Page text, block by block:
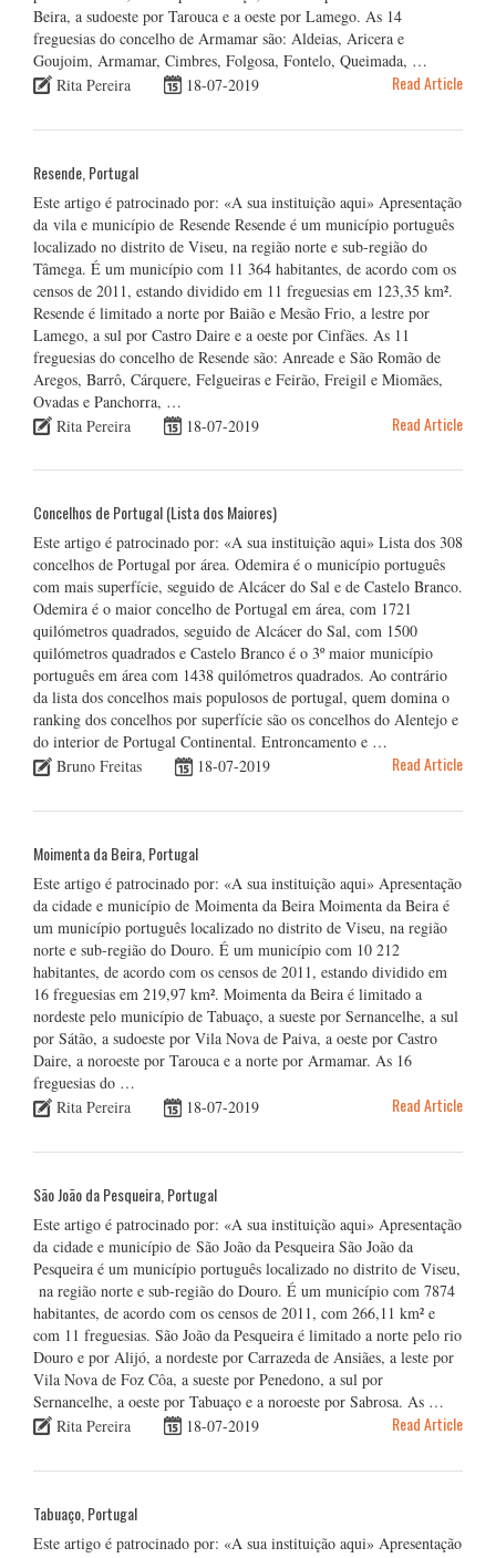
Beira, a sudoeste por Tarouca e a oeste por Lamego. As 14
freguesias do concelho de Armamar são: Aldeias, Aricera e
Goujoim, Armamar, Cimbres, Folgosa, Fontelo, Queimada, …
Rita Pereira
18-07-2019 Read Article
Resende, Portugal
Este artigo é patrocinado por: «A sua instituição aqui» Apresentação
da vila e município de Resende Resende é um município português
localizado no distrito de Viseu, na região norte e sub-região do
Tâmega. É um município com 11 364 habitantes, de acordo com os
censos de 2011, estando dividido em 11 freguesias em 123,35 km².
Resende é limitado a norte por Baião e Mesão Frio, a lestre por
Lamego, a sul por Castro Daire e a oeste por Cinfães. As 11
freguesias do concelho de Resende são: Anreade e São Romão de
Aregos, Barrô, Cárquere, Felgueiras e Feirão, Freigil e Miomães,
Ovadas e Panchorra, …
Rita Pereira
18-07-2019 Read Article
Concelhos de Portugal (Lista dos Maiores)
Este artigo é patrocinado por: «A sua instituição aqui» Lista dos 308
concelhos de Portugal por área. Odemira é o município português
com mais superfície, seguido de Alcácer do Sal e de Castelo Branco.
Odemira é o maior concelho de Portugal em área, com 1721
quilómetros quadrados, seguido de Alcácer do Sal, com 1500
quilómetros quadrados e Castelo Branco é o 3º maior município
português em área com 1438 quilómetros quadrados. Ao contrário
da lista dos concelhos mais populosos de portugal, quem domina o
ranking dos concelhos por superfície são os concelhos do Alentejo e
do interior de Portugal Continental. Entroncamento e …
Bruno Freitas
18-07-2019 Read Article
Moimenta da Beira, Portugal
Este artigo é patrocinado por: «A sua instituição aqui» Apresentação
da cidade e município de Moimenta da Beira Moimenta da Beira é
um município português localizado no distrito de Viseu, na região
norte e sub-região do Douro. É um município com 10 212
habitantes, de acordo com os censos de 2011, estando dividido em
16 freguesias em 219,97 km². Moimenta da Beira é limitado a
nordeste pelo município de Tabuaço, a sueste por Sernancelhe, a sul
por Sátão, a sudoeste por Vila Nova de Paiva, a oeste por Castro
Daire, a noroeste por Tarouca e a norte por Armamar. As 16
freguesias do …
Rita Pereira
18-07-2019 Read Article
São João da Pesqueira, Portugal
Este artigo é patrocinado por: «A sua instituição aqui» Apresentação
da cidade e município de São João da Pesqueira São João da
Pesqueira é um município português localizado no distrito de Viseu,
na região norte e sub-região do Douro. É um município com 7874
habitantes, de acordo com os censos de 2011, com 266,11 km² e
com 11 freguesias. São João da Pesqueira é limitado a norte pelo rio
Douro e por Alijó, a nordeste por Carrazeda de Ansiães, a leste por
Vila Nova de Foz Côa, a sueste por Penedono, a sul por
Sernancelhe, a oeste por Tabuaço e a noroeste por Sabrosa. As …
Rita Pereira
18-07-2019 Read Article
Tabuaço, Portugal
Este artigo é patrocinado por: «A sua instituição aqui» Apresentação